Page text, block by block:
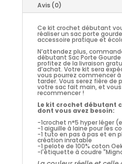
Avis (0)
Ce kit crochet débutant
réaliser un sac porte
accessoire pratique et
N’attendez plus,
débutant Sac Porte
profitez de la livraison
d’achat. Votre kit sera
vous pourrez commencer
tarder. Vous serez fière de
votre sac fait main, et
recommencer !
Le kit crochet débutant
dont vous avez besoin:
-1crochet n°5 hyper léger
-1 aiguille à laine pour les
-1 tuto en pas à pas et en
création inratable
-1 pelote de 100% coton
-l'étiquette à coudre